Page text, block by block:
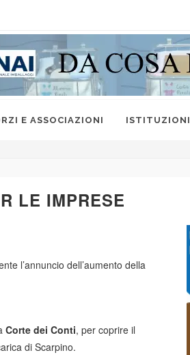
E ASSOCIAZIONI ISTITUZIONI
LE IMPRESE
l’annuncio dell’aumento della
Corte dei Conti, per coprire il
di Scarpino.